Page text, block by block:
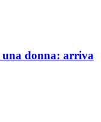
una donna: arriva